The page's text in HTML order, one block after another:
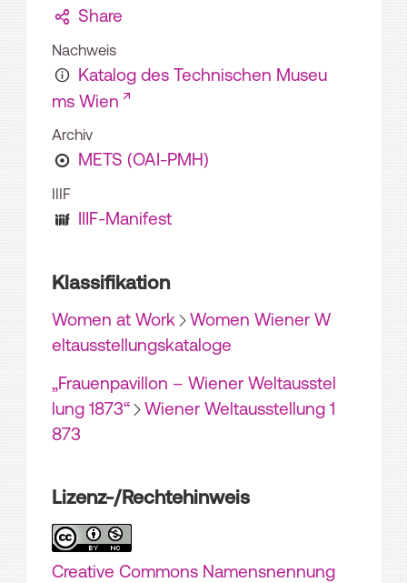
Share
Nachweis
Katalog des Technischen Museu
ms Wien
Archiv
METS (OAI-PMH)
IIIF
IIIF-Manifest
Klassifikation
Women at Work
Women Wiener W
eltausstellungskataloge
„Frauenpavillon – Wiener Weltausstel
lung 1873“
Wiener Weltausstellung 1
873
Lizenz-/Rechtehinweis
Creative Commons Namensnennung